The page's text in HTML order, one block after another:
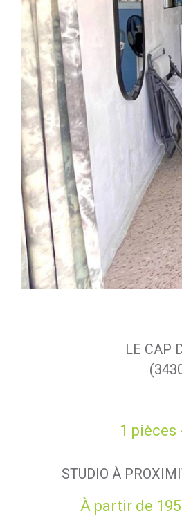
LE CAP
1 pièces
STUDIO À
À partir de